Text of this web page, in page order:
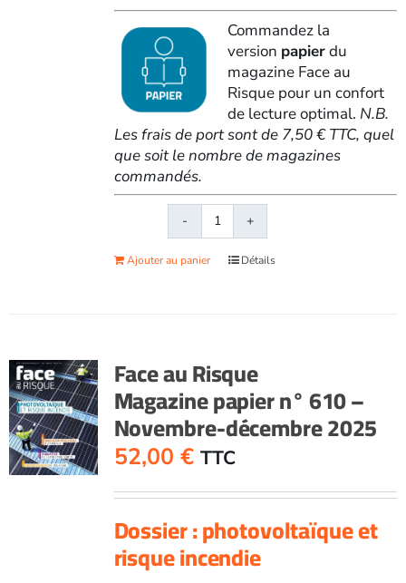
Commandez la
version papierdu
magazine Face au
Risque pour un confort
de lecture optimal. N.B.
Les frais de port sont de 7,50 € TTC, quel
que soit le nombre de magazines
commandés.
quantité
de
Face
609
-
Septembre-
octobre
2025
Ajouter au panier Détails
Face au Risque
Magazine papier n° 610 –
Novembre-décembre 2025
52,00 € TTC
Dossier : photovoltaïque et
risque incendie